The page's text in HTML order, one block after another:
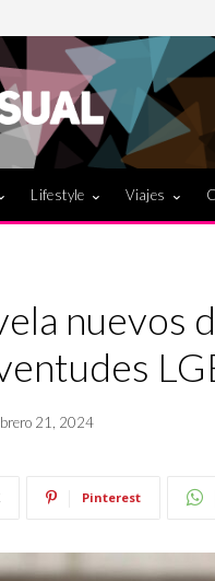
Lifestyle Viajes
nuevos
21, 2024
Pinterest